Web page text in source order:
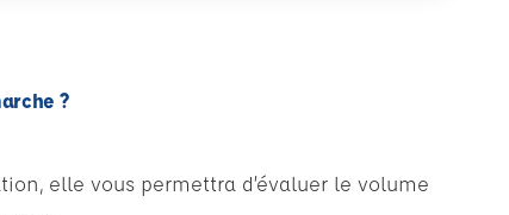
?
elle vous permettra d’évaluer le volume